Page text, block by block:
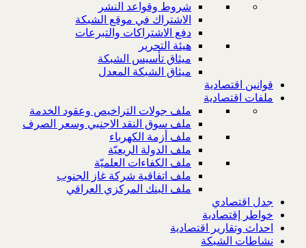
شروط وقواعد النشر
الاشتراك في موقع الشبكة
دفع الاشتراكات والتبرعات
هيئة التحرير
ميثاق تأسيس الشبكة
ميثاق الشبكة المعدل
قوانين اقتصادية
ملفات اقتصادية
ملف جولات التراخيص وعقود الخدمة
ملف سوق النقد الاجنبي وسعر الصرف
ملف أزمة الكهرباء
ملف الدولة الريعيّة
ملف الكفاءات العلميّة
ملف اتفاقية شركة غاز الجنوب
ملف البنك المركزي العراقي
جدل اقتصادي
خواطر إقتصادية
احداث وتقارير اقتصادية
نشاطات الشبكة